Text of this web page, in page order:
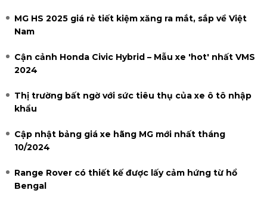
MG HS 2025 giá rẻ tiết kiệm xăng ra mắt, sắp về Việt
Nam
Cận cảnh Honda Civic Hybrid – Mẫu xe 'hot' nhất VMS
2024
Thị trường bất ngờ với sức tiêu thụ của xe ô tô nhập
khẩu
Cập nhật bảng giá xe hãng MG mới nhất tháng
10/2024
Range Rover có thiết kế được lấy cảm hứng từ hổ
Bengal